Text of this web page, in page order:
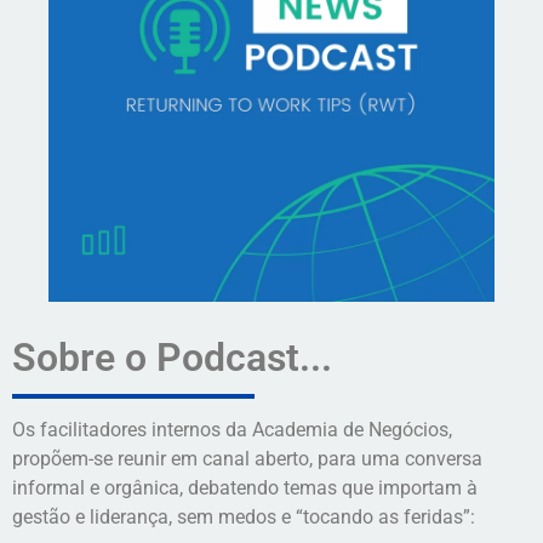
Sobre o Podcast...
Os facilitadores internos da Academia de Negócios,
propõem-se reunir em canal aberto, para uma conversa
informal e orgânica, debatendo temas que importam à
gestão e liderança, sem medos e “tocando as feridas”: